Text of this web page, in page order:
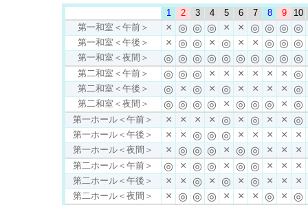
1 2 3 4 5 6 7 8 9
10
第一和室＜午前＞
× ◎ ◎ ◎ × × ◎ ◎ ◎ ◎
第一和室＜午後＞ × ◎ ◎ × ◎ × × ◎ ◎ ◎
第一和室＜夜間＞ ◎ ◎ ◎ ◎ ◎ ◎ ◎ ◎ ◎ ◎
第二和室＜午前＞ ◎ ◎ ◎ × × × × × × ◎
第二和室＜午後＞ ◎ × ◎ × ◎ × × × × ◎
第二和室＜夜間＞ ◎ ◎ ◎ ◎ × ◎ ◎ ◎ × ◎
第一ホール＜午前＞ × × × × ◎ × ◎ × × ◎
第一ホール＜午後＞ × × ◎ ◎ ◎ × × × × ×
第一ホール＜夜間＞ × ◎ ◎ ◎ × ◎ ◎ × × ×
第二ホール＜午前＞ ◎ × ◎ ◎ × ◎ ◎ × × ×
第二ホール＜午後＞ × × ◎ × ◎ × ◎ × × ×
第二ホール＜夜間＞ × ◎ ◎ ◎ × × × ◎ × ◎